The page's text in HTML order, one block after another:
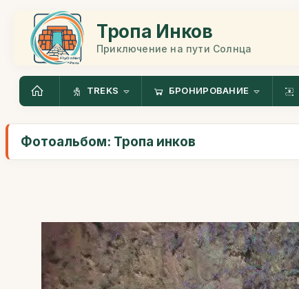
Тропа Инков
Приключение на пути Солнца
TREKS БРОНИРОВАНИЕ
Фотоальбом: Тропа инков